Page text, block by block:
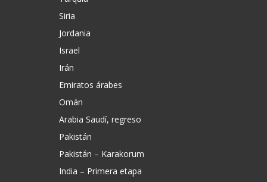
Siria
Jordania
Israel
Irán
Emiratos árabes
Omán
Arabia Saudí, regreso
Pakistán
Pakistán – Karakorum
India – Primera etapa